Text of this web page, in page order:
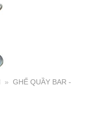
»
GHẾ QUẦY BAR -